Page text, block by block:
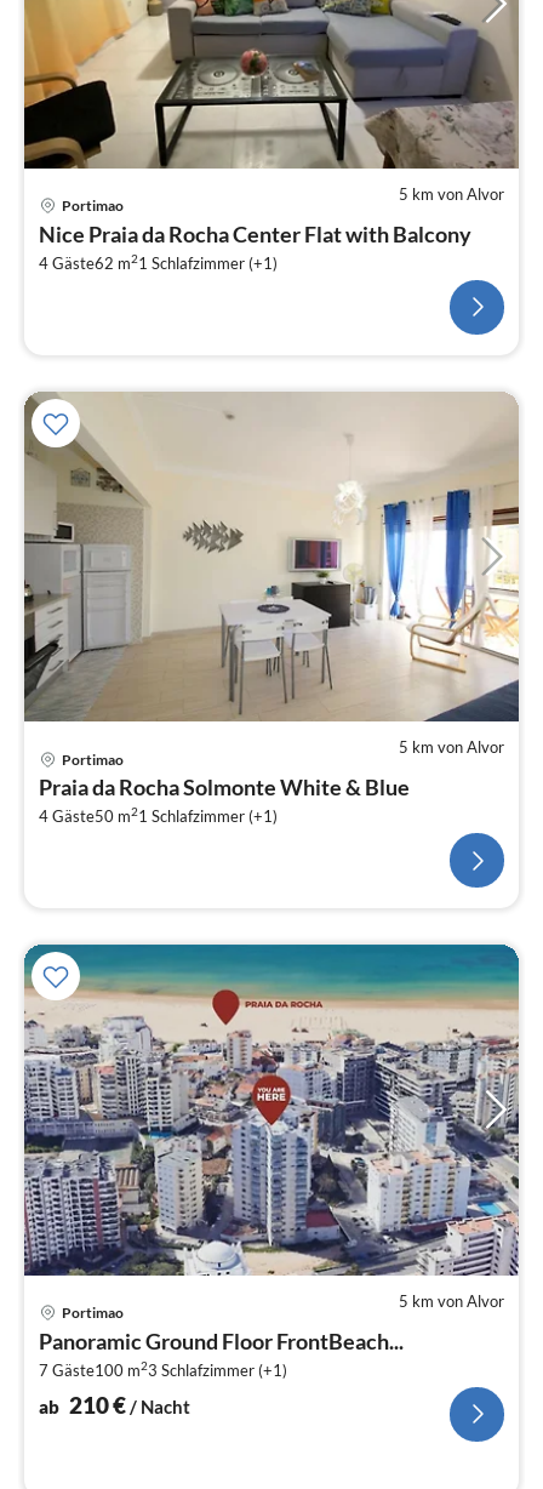
5 km von Alvor
Portimao
Nice Praia da Rocha Center Flat with Balcony
4 Gäste62 m21 Schlafzimmer (+1)
5 km von Alvor
Portimao
Praia da Rocha Solmonte White & Blue
4 Gäste50 m21 Schlafzimmer (+1)
5 km von Alvor
Portimao
Panoramic Ground Floor FrontBeach...
7 Gäste100 m23 Schlafzimmer (+1)
ab 210€ / Nacht